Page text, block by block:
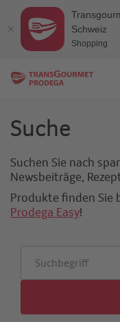
Schweiz
Shopping
Suche
Suchen Sie nach
Newsbeiträge,
Produkte finden Sie
Prodega Easy!